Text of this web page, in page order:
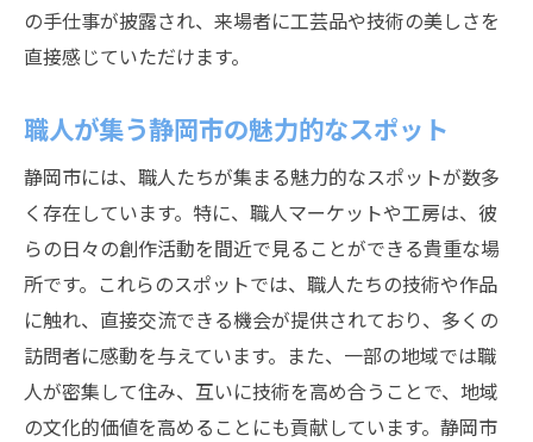
職人たちの新しい試みとその影響
静岡市の職人が目指す技術発展
職人たちとの対話で広がる知識
静岡市の職人と共に作る体験
職人たちとの交流がもたらす気づき
地元職人との絆を深める静岡市の旅
職人たちの想いに触れる静岡市の旅
職人たちと築く静岡市でのコミュニティ
ものづくりの心を育む静岡市での感動体験
職人技を学ぶ静岡市でのワークショップ
の手仕事が披露され、来場者に工芸品や技術の美しさを
直接感じていただけます。
職人が集う静岡市の魅力的なスポット
静岡市には、職人たちが集まる魅力的なスポットが数多
く存在しています。特に、職人マーケットや工房は、彼
らの日々の創作活動を間近で見ることができる貴重な場
所です。これらのスポットでは、職人たちの技術や作品
に触れ、直接交流できる機会が提供されており、多くの
訪問者に感動を与えています。また、一部の地域では職
人が密集して住み、互いに技術を高め合うことで、地域
の文化的価値を高めることにも貢献しています。静岡市